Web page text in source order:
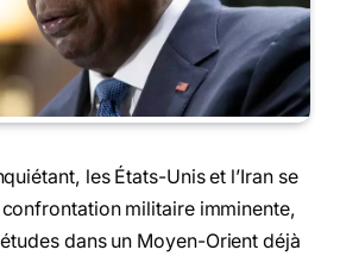
les États-Unis et l’Iran se
confrontation militaire imminente,
dans un Moyen-Orient déjà